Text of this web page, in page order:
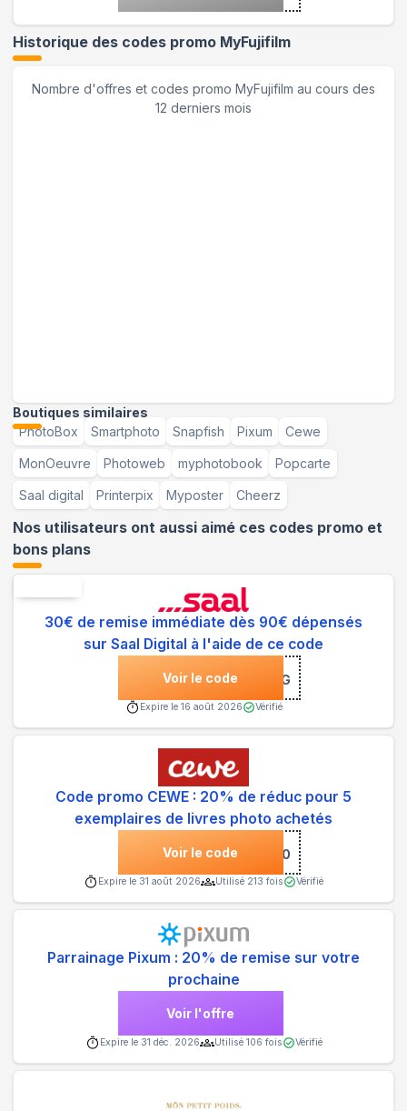
Historique des codes promo MyFujifilm
Nombre d'offres et codes promo MyFujifilm au cours des
12 derniers mois
Boutiques similaires
PhotoBox
Smartphoto Snapfish Pixum Cewe
MonOeuvre Photoweb myphotobook Popcarte
Saal digital Printerpix Myposter Cheerz
Nos utilisateurs ont aussi aimé ces codes promo et
bons plans
30€ de remise immédiate dès 90€ dépensés
sur Saal Digital à l'aide de ce code
Voir le code
***DXdsfkE-JVG
Expire le 16 août 2026 Vérifié
Code promo CEWE : 20% de réduc pour 5
exemplaires de livres photo achetés
Voir le code***RE20
Expire le 31 août 2026 Utilisé 213 fois Vérifié
Parrainage Pixum : 20% de remise sur votre
prochaine
Voir l'offre
Expire le 31 déc. 2026 Utilisé 106 fois Vérifié